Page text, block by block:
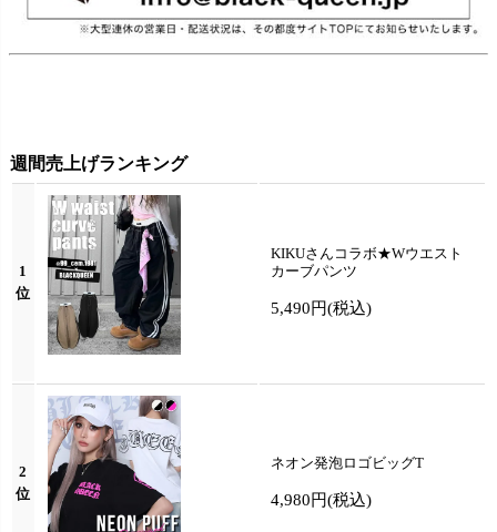
週間売上げランキング
1
位
KIKUさんコラボ★Wウエスト
カーブパンツ
5,490円(税込)
2
位
ネオン発泡ロゴビッグT
4,980円(税込)